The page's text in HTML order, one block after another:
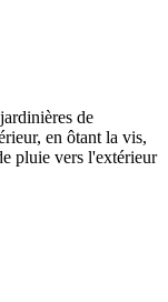
de
en ôtant la vis,
pluie vers l'extérieur